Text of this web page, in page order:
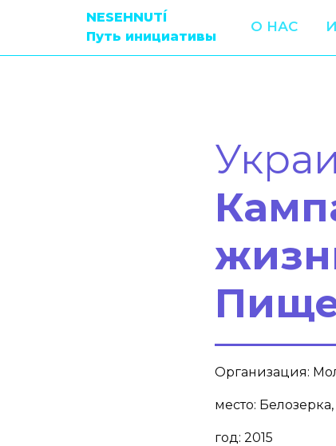
NESEHNUTÍ
Путь инициативы
О НАС
Организация:
место:
год: 2015